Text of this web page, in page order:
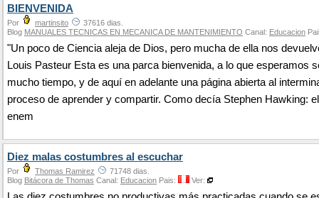
BIENVENIDA
Por martinsito
37616 dias.
Blog MANUALES TECNICAS EN MECANICA DE MANTENIMIENTO Canal: Educacion
"Un poco de Ciencia aleja de Dios, pero mucha de ella nos
Louis Pasteur Esta es una parca bienvenida, a lo que esperamos
mucho tiempo, y de aquí en adelante una página abierta al
proceso de aprender y compartir. Como decía Stephen Hawking:
enem
Diez malas costumbres al escuchar
Por Thomas Ramirez
71748 dias.
Blog Bitácora de Thomas Canal: Educacion Pais: Ver: